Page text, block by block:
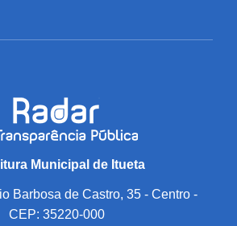
Municipal de Itueta
Barbosa de Castro, 35 - Centro -
CEP: 35220-000